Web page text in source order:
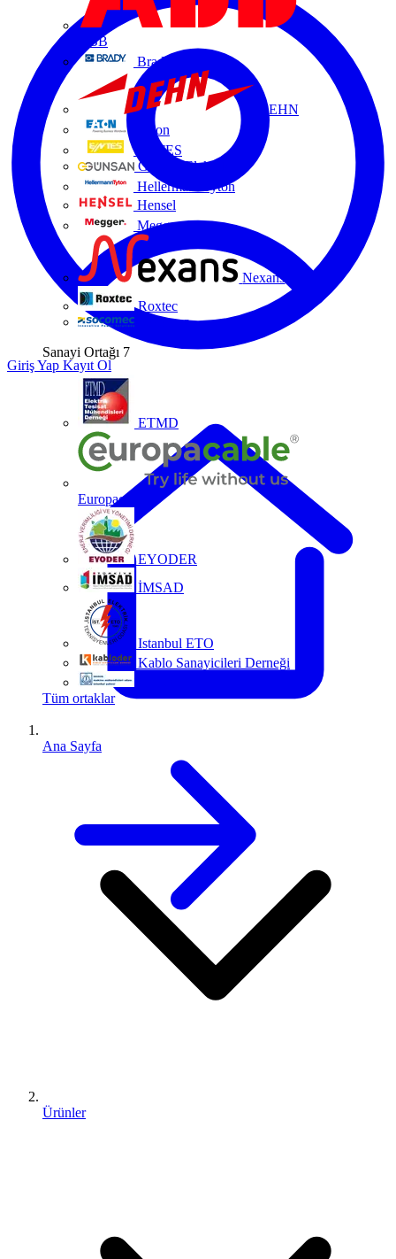
ABB
Brady
DEHN
Eaton
ENTES
Günsan Elektrik
HellermannTyton
Hensel
Megger
Nexans
Roxtec
Socomec
Sanayi Ortağı 7
ETMD
Europacable
EYODER
İMSAD
Istanbul ETO
Kablo Sanayicileri Derneği
Tüm ortaklar
Giriş Yap Kayıt Ol
Ana Sayfa
Ürünler